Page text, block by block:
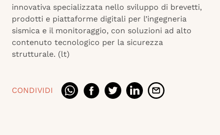
innovativa specializzata nello sviluppo di brevetti,
prodotti e piattaforme digitali per l’ingegneria
sismica e il monitoraggio, con soluzioni ad alto
contenuto tecnologico per la sicurezza
strutturale. (lt)
CONDIVIDI